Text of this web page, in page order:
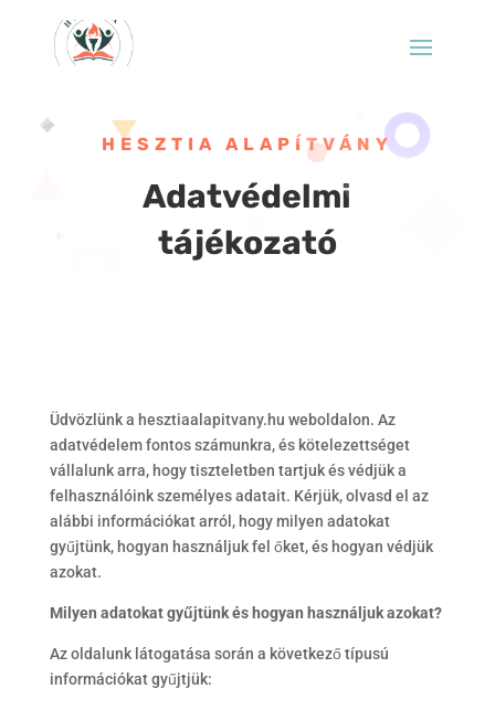
HESZTIA ALAPÍTVÁNY
Adatvédelmi
tájékozató
Üdvözlünk a hesztiaalapitvany.hu weboldalon. Az
adatvédelem fontos számunkra, és kötelezettséget
vállalunk arra, hogy tiszteletben tartjuk és védjük a
felhasználóink személyes adatait. Kérjük, olvasd el az
alábbi információkat arról, hogy milyen adatokat
gyűjtünk, hogyan használjuk fel őket, és hogyan védjük
azokat.
Milyen adatokat gyűjtünk és hogyan használjuk azokat?
Az oldalunk látogatása során a következő típusú
információkat gyűjtjük: